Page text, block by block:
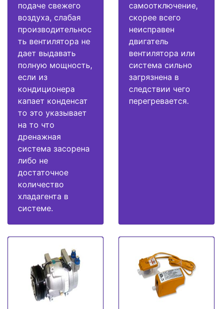
подаче свежего
воздуха, слабая
производительнос
ть вентилятора не
дает выдавать
полную мощность,
если из
кондиционера
капает конденсат
то это указывает
на то что
дренажная
система засорена
либо не
достаточное
количество
хладагента в
системе.
самоотключение,
скорее всего
неисправен
двигатель
вентилятора или
система сильно
загрязнена в
следствии чего
перегревается.